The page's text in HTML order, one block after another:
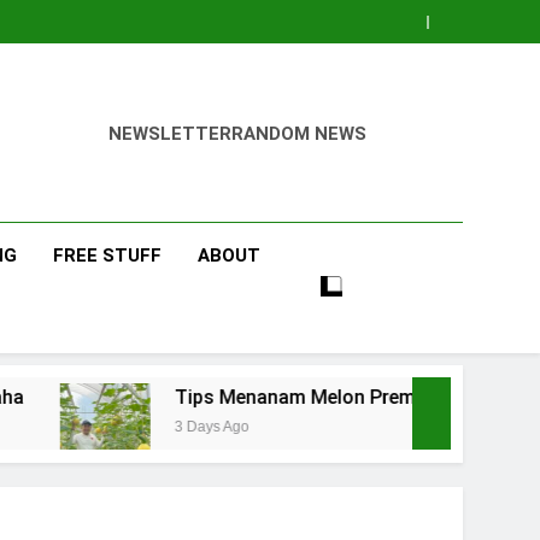
NEWSLETTERRANDOM NEWS
FREE STUFF ABOUT
Tips Menanam Melon Premium di Polibag Skala
3 Days Ago